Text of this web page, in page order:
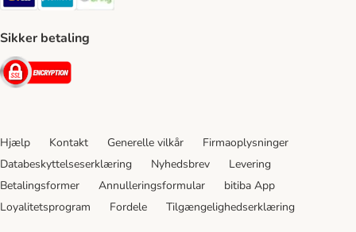
Sikker betaling
Security
Hjælp Kontakt Generelle vilkår
Firmaoplysninger
Databeskyttelseserklæring
Nyhedsbrev
Levering
Betalingsformer
Annulleringsformular
bitiba App
Loyalitetsprogram
Fordele Tilgængelighedserklæring